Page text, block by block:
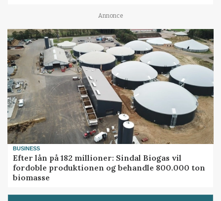
Annonce
BUSINESS
Efter lån på 182 millioner: Sindal Biogas vil
fordoble produktionen og behandle 800.000 ton
biomasse